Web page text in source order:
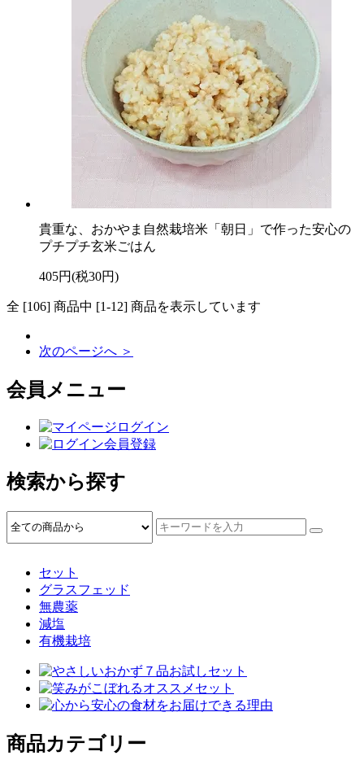
貴重な、おかやま自然栽培米「朝日」で作った安心の
プチプチ玄米ごはん
405円(税30円)
全 [106] 商品中 [1-12] 商品を表示しています
次のページへ ＞
会員メニュー
ログイン
会員登録
検索から探す
セット
グラスフェッド
無農薬
減塩
有機栽培
商品カテゴリー